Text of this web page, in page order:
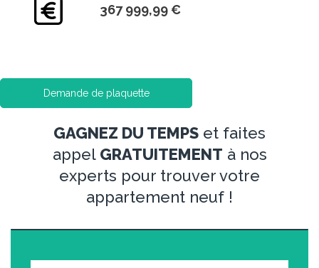
367 999,99 €
Demande de plaquette
GAGNEZ DU TEMPS et faites
appel GRATUITEMENT à nos
experts pour trouver votre
appartement neuf !